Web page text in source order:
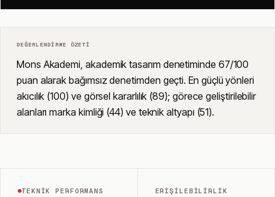
DEĞERLENDIRME ÖZETI
Mons Akademi, akademik tasarım denetiminde 67/100
puan alarak bağımsız denetimden geçti. En güçlü yönleri
akıcılık (100) ve görsel kararlılık (89); görece geliştirilebilir
alanları marka kimliği (44) ve teknik altyapı (51).
TEKNIK PERFORMANS ERIŞILEBILIRLIK